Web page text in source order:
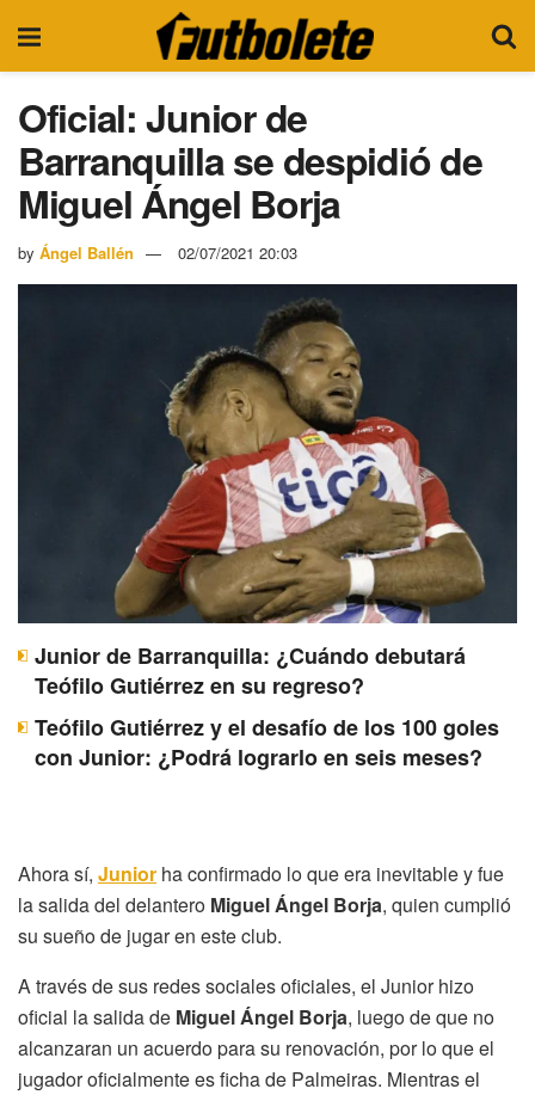
Oficial: Junior de
Barranquilla se despidió de
Miguel Ángel Borja
by Ángel Ballén 02/07/2021 20:03
Junior de Barranquilla: ¿Cuándo debutará
Teófilo Gutiérrez en su regreso?
Teófilo Gutiérrez y el desafío de los 100 goles
con Junior: ¿Podrá lograrlo en seis meses?
Ahora sí, Junior ha confirmado lo que era inevitable y fue
la salida del delantero Miguel Ángel Borja, quien cumplió
su sueño de jugar en este club.
A través de sus redes sociales oficiales, el Junior hizo
oficial la salida de Miguel Ángel Borja, luego de que no
alcanzaran un acuerdo para su renovación, por lo que el
jugador oficialmente es ficha de Palmeiras. Mientras el